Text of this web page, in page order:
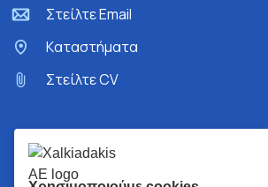
Στείλτε Email
Kαταστήματα
Στείλτε CV